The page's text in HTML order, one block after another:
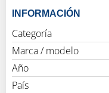
INFORMACIÓN
Categoría
Marca / modelo
Año
País